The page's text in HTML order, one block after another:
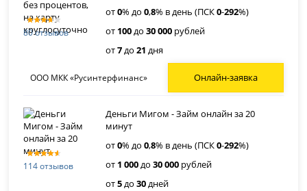
80 отзывов
от0% до0,8% в день (ПСК0-292%)
от 100до30 000 рублей
от7до21 дня
ООО МКК «Русинтерфинанс» Онлайн-заявка
114 отзывов
Деньги Мигом - Займ онлайн за 20
минут
от0% до0,8% в день (ПСК0-292%)
от 1 000до30 000 рублей
от5до30дней